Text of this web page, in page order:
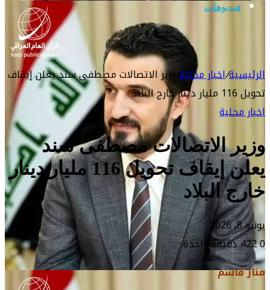
فيديوهات
الرئيسية/اخبار محلية/وزير الاتصالات مصطفى سند يعلن إيقاف
تحويل 116 مليار دينار خارج البلاد
اخبار محلية
وزير الاتصالات مصطفى سند
يعلن إيقاف تحويل 116 مليار دينار
خارج البلاد
يونيو 8, 2026
0
422
دقيقة واحدة
منار قاسم